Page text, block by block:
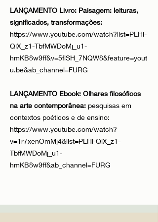
LANÇAMENTO Livro: Paisagem: leituras,
significados, transformações:
https://www.youtube.com/watch?list=PLHi-
QiX_z1-TbfMWDoMj_u1-
hmKB8w9ff&v=5flSH_7NQW8&feature=yout
u.be&ab_channel=FURG
LANÇAMENTO Ebook: Olhares filosóficos
na arte contemporânea: pesquisas em
contextos poéticos e de ensino:
https://www.youtube.com/watch?
v=1r7xenOmMj4&list=PLHi-QiX_z1-
TbfMWDoMj_u1-
hmKB8w9ff&ab_channel=FURG